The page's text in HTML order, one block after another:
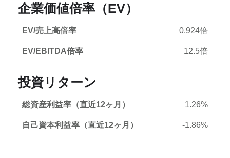
企業価値倍率（EV）
EV/売上高倍率 0.924倍
EV/EBITDA倍率 12.5倍
投資リターン
総資産利益率（直近12ヶ月） 1.26%
自己資本利益率（直近12ヶ月） -1.86%